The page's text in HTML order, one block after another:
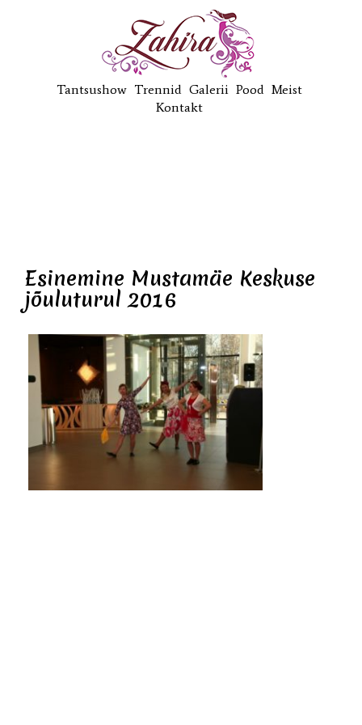
Tantsushow Trennid Galerii Pood Meist
Kontakt
Esinemine Mustamäe Keskuse
jõuluturul 2016